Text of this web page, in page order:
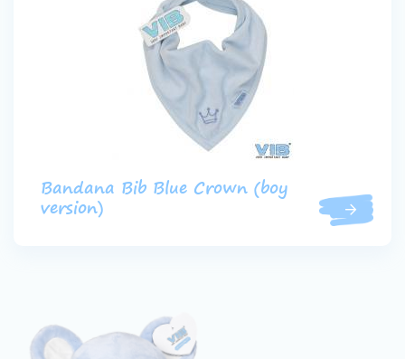
Bandana Bib Blue Crown (boy
version)